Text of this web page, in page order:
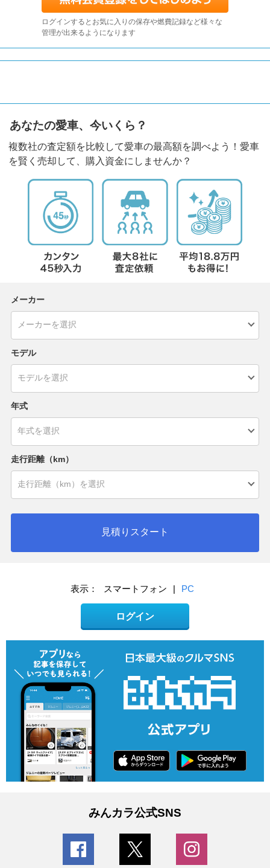
ログインするとお気に入りの保存や燃費記録など様々な
管理が出来るようになります
あなたの愛車、今いくら？
複数社の査定額を比較して愛車の最高額を調べよう！愛車
を賢く売却して、購入資金にしませんか？
メーカー
モデル
年式
走行距離（km）
見積りスタート
表示： スマートフォン | PC
ログイン
みんカラ公式SNS